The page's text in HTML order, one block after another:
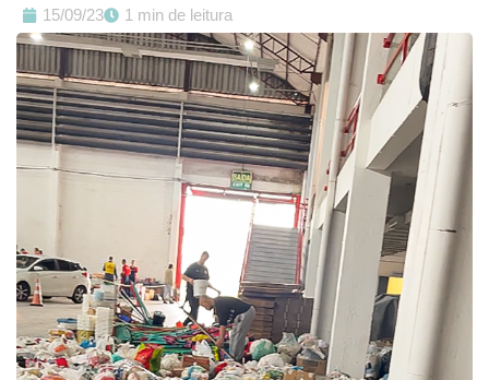
15/09/23 1 min de leitura